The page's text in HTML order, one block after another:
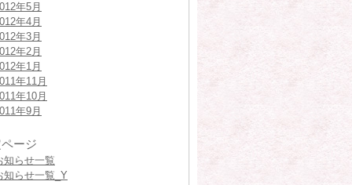
年5月
年4月
年3月
年2月
年1月
年11月
年10月
年9月
ージ
知らせ一覧
知らせ一覧_Y